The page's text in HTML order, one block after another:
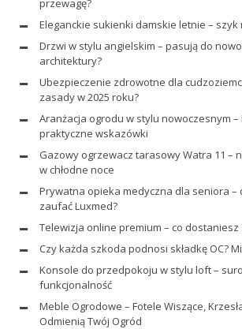
przewagę?
Eleganckie sukienki damskie letnie – szyk
Drzwi w stylu angielskim – pasują do
architektury?
Ubezpieczenie zdrowotne dla
zasady w 2025 roku?
Aranżacja ogrodu w stylu nowoczesnym –
praktyczne wskazówki
Gazowy ogrzewacz tarasowy Watra 11 –
w chłodne noce
Prywatna opieka medyczna dla seniora –
zaufać Luxmed?
Telewizja online premium – co
Czy każda szkoda podnosi składkę OC?
Konsole do przedpokoju w stylu loft –
funkcjonalność
Meble Ogrodowe – Fotele Wiszące,
Odmienią Twój Ogród